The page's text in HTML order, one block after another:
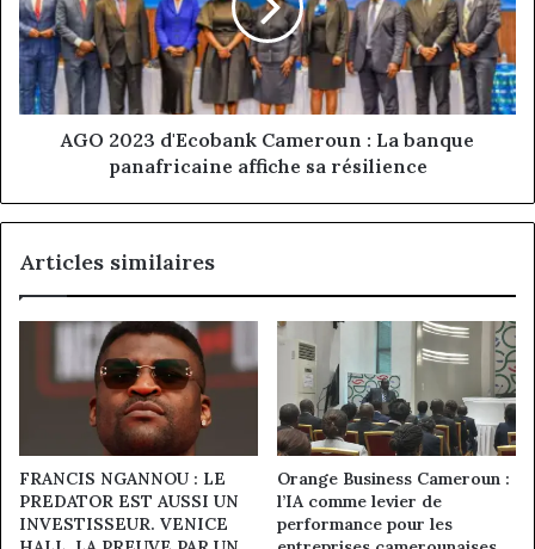
:
La
banque
panafricaine
affiche
AGO 2023 d'Ecobank Cameroun : La banque
panafricaine affiche sa résilience
Articles similaires
FRANCIS NGANNOU : LE
PREDATOR EST AUSSI UN
INVESTISSEUR. VENICE
Orange Business Cameroun :
l’IA comme levier de
performance pour les